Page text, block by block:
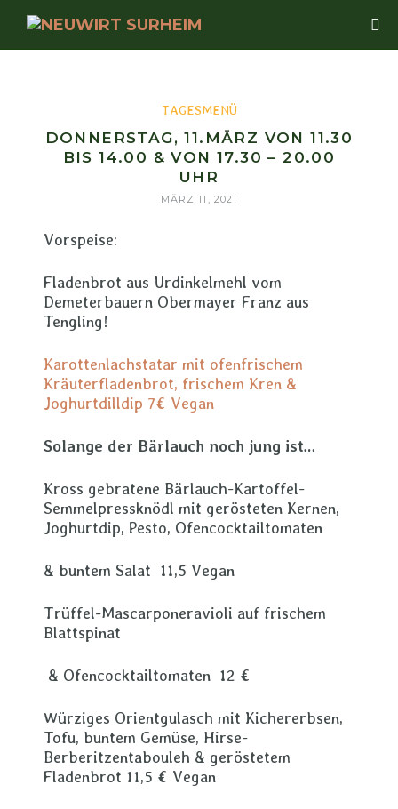
TAGESMENÜ
DONNERSTAG, 11.MÄRZ VON 11.30
BIS 14.00 & VON 17.30 – 20.00
UHR
MÄRZ 11, 2021
Vorspeise:
Fladenbrot aus Urdinkelmehl vom
Demeterbauern Obermayer Franz aus
Tengling!
Karottenlachstatar mit ofenfrischem
Kräuterfladenbrot, frischem Kren &
Joghurtdilldip 7€ Vegan
Solange der Bärlauch noch jung ist…
Kross gebratene Bärlauch-Kartoffel-
Semmelpressknödl mit gerösteten Kernen,
Joghurtdip, Pesto, Ofencocktailtomaten
& buntem Salat 11,5 Vegan
Trüffel-Mascarponeravioli auf frischem
Blattspinat
& Ofencocktailtomaten 12 €
Würziges Orientgulasch mit Kichererbsen,
Tofu, buntem Gemüse, Hirse-
Berberitzentabouleh & geröstetem
Fladenbrot 11,5 € Vegan